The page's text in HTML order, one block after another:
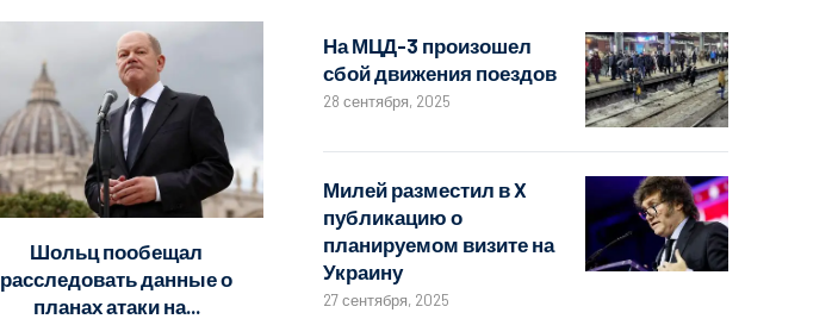
Шольц пообещал
расследовать данные о
планах атаки на...
На МЦД-3 произошел
сбой движения поездов
28 сентября, 2025
Милей разместил в X
публикацию о
планируемом визите на
Украину
27 сентября, 2025